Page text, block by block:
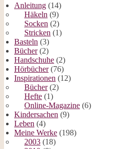
Anleitung (14)
Häkeln (9)
Socken (2)
Stricken (1)
Basteln (3)
Bücher(2)
Handschuhe (2)
Hörbücher(76)
Inspirationen (12)
Bücher(2)
Hefte (1)
Online-Magazine (6)
Kindersachen (9)
Leben (4)
Meine Werke (198)
2003 (18)